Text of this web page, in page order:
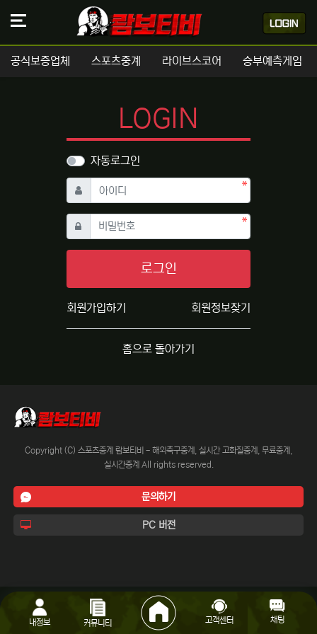
공식보증업체 스포츠중계 라이브스코어 승부예측게임
LOGIN
자동로그인
아이디 필수
비밀번호필수
로그인
회원가입하기 회원정보찾기
홈으로 돌아가기
Copyright (C) 스포츠중계 람보티비 - 해외축구중계, 실시간 고화질중계, 무료중계,
실시간중계 All rights reserved.
문의하기
PC 버전
내정보 커뮤니티 고객센터 채팅